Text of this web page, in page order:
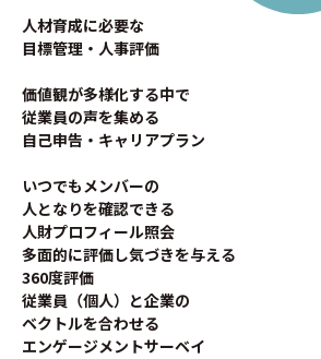
人材育成に必要な
目標管理・人事評価
価値観が多様化する中で
従業員の声を集める
自己申告・キャリアプラン
いつでもメンバーの
人となりを確認できる
人財プロフィール照会
多面的に評価し気づきを与える
360度評価
従業員（個人）と企業の
ベクトルを合わせる
エンゲージメントサーベイ